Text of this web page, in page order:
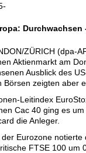
ZÜRICH (dpa-
Aktienmarkt am
Ausblick des
Börsen zeigten aber
Leitindex
Cac 40 ging es
die Anleger.
Eurozone
FTSE 100 um